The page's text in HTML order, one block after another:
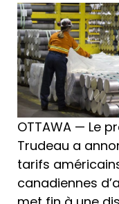
OTTAWA — Le
Trudeau a
tarifs
canadiennes